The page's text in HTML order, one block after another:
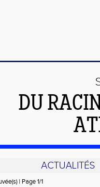
DU
ACTUALITÉS
| Page 1/1